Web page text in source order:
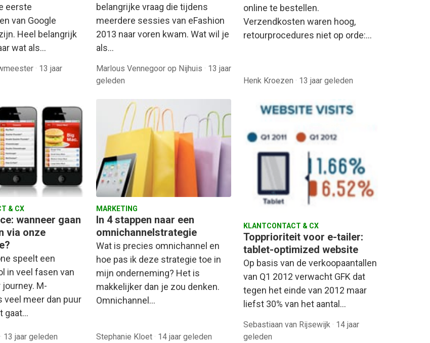
eerste
van Google
Heel belangrijk
wat als…
· 13 jaar
belangrijke vraag die tijdens
meerdere sessies van eFashion
2013 naar voren kwam. Wat wil je
als…
Marlous Vennegoor op Nijhuis · 13 jaar
geleden
online te bestellen.
Verzendkosten waren hoog,
retourprocedures niet op orde:…
Henk Kroezen · 13 jaar geleden
& CX
wanneer gaan
via onze
speelt een
in veel fasen van
M-
veel meer dan puur
gaat…
· 13 jaar geleden
MARKETING
In 4 stappen naar een
omnichannelstrategie
Wat is precies omnichannel en
hoe pas ik deze strategie toe in
mijn onderneming? Het is
makkelijker dan je zou denken.
Omnichannel…
Stephanie Kloet · 14 jaar geleden
KLANTCONTACT & CX
Topprioriteit voor e-tailer:
tablet-optimized website
Op basis van de verkoopaantallen
van Q1 2012 verwacht GFK dat
tegen het einde van 2012 maar
liefst 30% van het aantal…
Sebastiaan van Rijsewijk · 14 jaar
geleden